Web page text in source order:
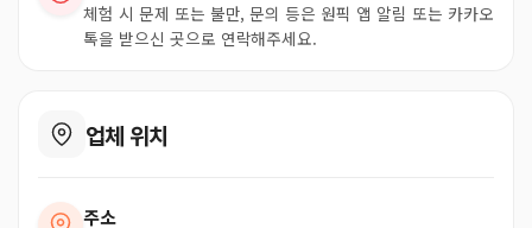
체험 시 문제 또는 불만, 문의 등은 원픽 앱 알림 또는 카카오
톡을 받으신 곳으로 연락해주세요.
업체 위치
주소